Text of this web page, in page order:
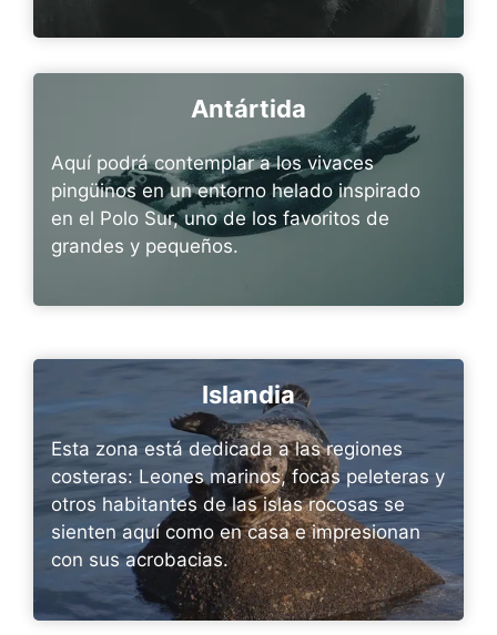
Antártida
Aquí podrá contemplar a los vivaces
pingüinos en un entorno helado inspirado
en el Polo Sur, uno de los favoritos de
grandes y pequeños.
Islandia
Esta zona está dedicada a las regiones
costeras: Leones marinos, focas peleteras y
otros habitantes de las islas rocosas se
sienten aquí como en casa e impresionan
con sus acrobacias.